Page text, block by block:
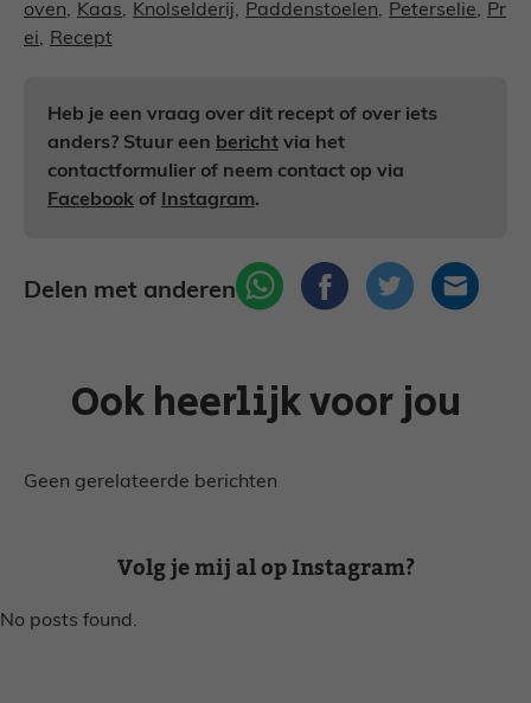
oven, Kaas, Knolselderij, Paddenstoelen, Peterselie, Pr
ei, Recept
Heb je een vraag over dit recept of over iets
anders? Stuur een bericht via het
contactformulier of neem contact op via
Facebook of Instagram.
Delen met anderen
Ook heerlijk voor jou
Geen gerelateerde berichten
Volg je mij al op Instagram?
No posts found.